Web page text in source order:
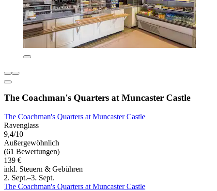
The Coachman's Quarters at Muncaster Castle
The Coachman's Quarters at Muncaster Castle
Ravenglass
9,4/10
Außergewöhnlich
(61 Bewertungen)
139 €
inkl. Steuern & Gebühren
2. Sept.–3. Sept.
The Coachman's Quarters at Muncaster Castle